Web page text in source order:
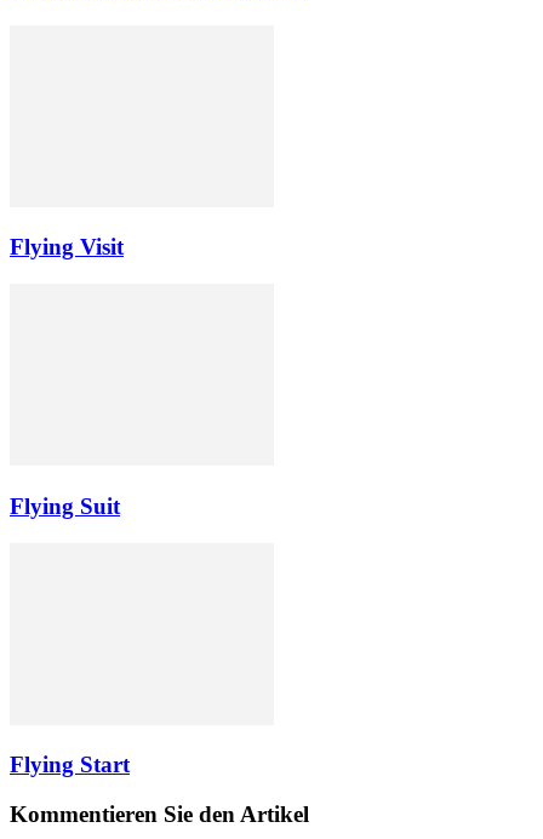
Flying Visit
Flying Suit
Flying Start
Kommentieren Sie den Artikel